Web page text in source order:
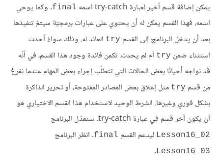
يمكن إضافة قسم أخير لعبارة try-catch اسمه final. وكما يوحي
اسمه، فهذا القسم يمكن له أن يحتوي على عبارات برمجيّة سيتمّ تنفيذها
بعد أن يدخل البرنامج إلى القسم try العائد له. وذلك سواءً أحدث
استثناء ضمن try أم لم يحدث. تكمن فائدة وجود هذا القسم، في أنّه
قد نواجه أحيانًا بعض الحالات التي تتطلّب إجراء بعض المهام عندما نفرغ
من قسم try مثل إغلاق بعض المصادر المفتوحة، أو تحرير الذاكرة
بشكل فوري وغيرها. الشرط الوحيد لاستخدام هذا القسم الاختياري هو
أن يكون آخر قسم في عبارة try-catch. سنعدّل البرنامج
Lesson16_02 ليدعم القسم final. انظر البرنامج
Lesson16_03
.